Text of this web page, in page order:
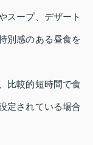
スープ、デザート
別感のある昼食を
比較的短時間で食
定されている場合